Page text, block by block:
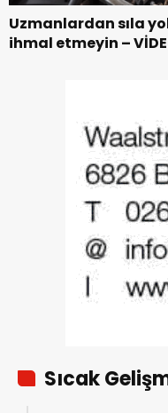
Uzmanlardan sıla
ihmal etmeyin –
Sıcak